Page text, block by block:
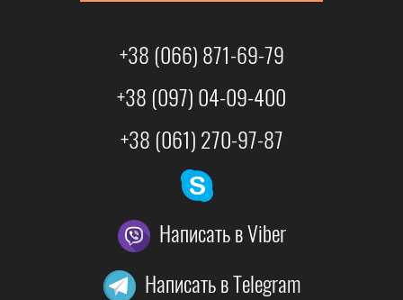
+38 (066) 871-69-79
+38 (097) 04-09-400
+38 (061) 270-97-87
Написать в Viber
Написать в Telegram